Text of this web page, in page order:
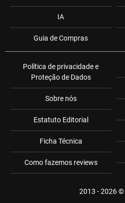
IA
Guia de Compras
Política de privacidade e
Proteção de Dados
Sobre nós
Estatuto Editorial
Ficha Técnica
Como fazemos reviews
2013 - 2026 ©